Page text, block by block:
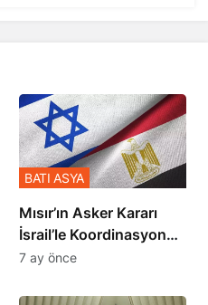
Mısır’ın Asker Kararı
İsrail’le Koordinasyon
İçinde Gerçekleşmiş
BATI ASYA
7 ay önce